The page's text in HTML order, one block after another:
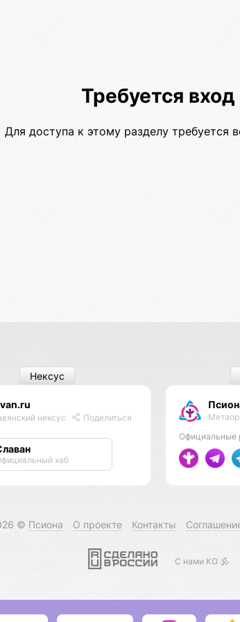
Требуется вход
Для доступа к этому разделу требуется
нексус Поделиться
хаб
Нексус
Официальные
© Псиона О проекте Контакты
С нами КО 🕉️